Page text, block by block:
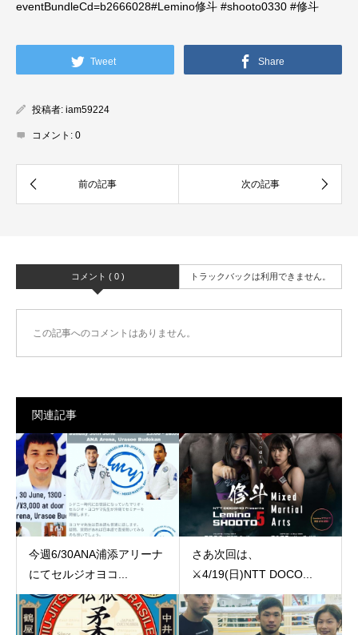
Tweet Share
投稿者: iam59224
コメント: 0
コメント ( 0 ) トラックバックは利用できません。
この記事へのコメントはありません。
関連記事
今週6/30ANA浦添アリーナ
にてセルジオヨコ...
さあ次回は、
⚔️4/19(日)NTT DOCO...